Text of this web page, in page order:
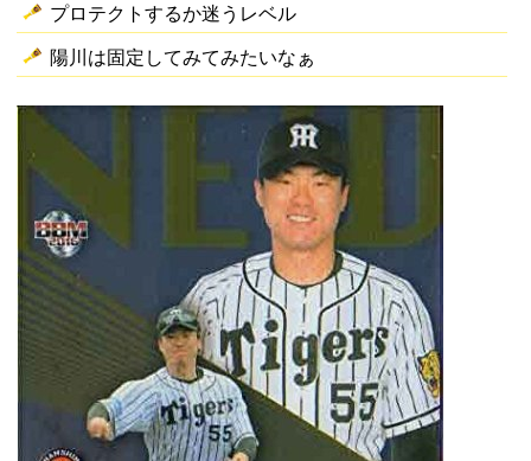
プロテクトするか迷うレベル
陽川は固定してみてみたいなぁ